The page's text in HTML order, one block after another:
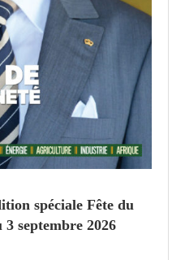
spéciale Fête du
septembre 2026